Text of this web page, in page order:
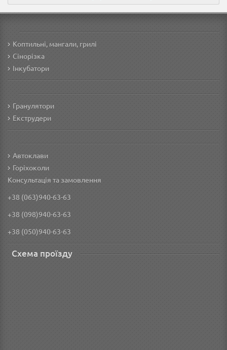
Коптильні, мангали, грилі
Сінорізка
Інкубатори
Гранулятори
Екструдери
Автоклави
Горіхоколи
Консультація та замовлення
+38 (063)940-63-63
+38 (098)940-63-63
+38 (050)940-63-63
Схема проїзду